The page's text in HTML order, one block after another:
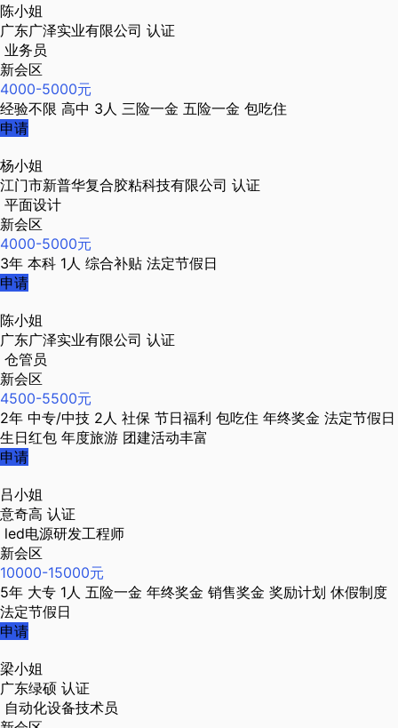
陈小姐
广东广泽实业有限公司 认证
业务员
新会区
4000-5000元
经验不限 高中 3人 三险一金 五险一金 包吃住
申请
杨小姐
江门市新普华复合胶粘科技有限公司 认证
平面设计
新会区
4000-5000元
3年 本科 1人 综合补贴 法定节假日
申请
陈小姐
广东广泽实业有限公司 认证
仓管员
新会区
4500-5500元
2年 中专/中技 2人 社保 节日福利 包吃住 年终奖金 法定节假日
生日红包 年度旅游 团建活动丰富
申请
吕小姐
意奇高 认证
led电源研发工程师
新会区
10000-15000元
5年 大专 1人 五险一金 年终奖金 销售奖金 奖励计划 休假制度
法定节假日
申请
梁小姐
广东绿硕 认证
自动化设备技术员